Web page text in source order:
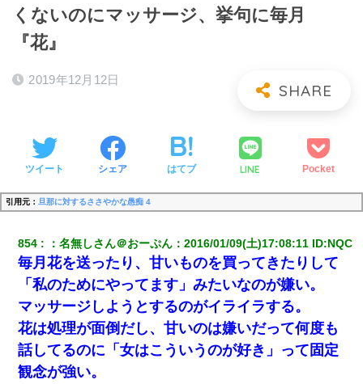
くないのにマッサージ、挙句に毎月
『花』
2019年12月12日
ツイート シェア はてブ LINE Pocket
引用元： 旦那に対するささやかな愚痴 4
854 ：名無しさん＠おーぷん ：2016/01/09(土)17:08:11 ID:NQC
毎月花を送ったり、甘いものを買ってきたりして
「私のためにやってます」みたいなのが嫌い。
マッサージしようとするのがイライラする。
花は処理が面倒だし、甘いのは嫌いだって何度も
話してるのに「女はこういうのが好き」って固定
観念が強い。